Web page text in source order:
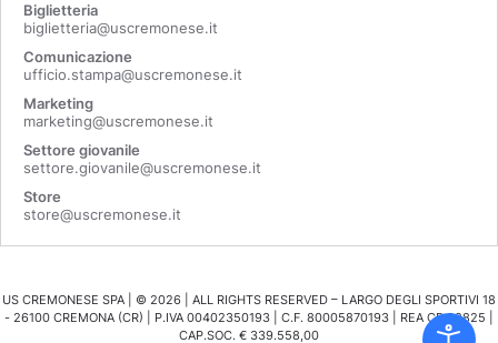
Biglietteria
biglietteria@uscremonese.it
Comunicazione
ufficio.stampa@uscremonese.it
Marketing
marketing@uscremonese.it
Settore giovanile
settore.giovanile@uscremonese.it
Store
store@uscremonese.it
US CREMONESE SPA | © 2026 | ALL RIGHTS RESERVED – LARGO DEGLI SPORTIVI 18
- 26100 CREMONA (CR) | P.IVA 00402350193 | C.F. 80005870193 | REA CR 98825 |
CAP.SOC. € 339.558,00